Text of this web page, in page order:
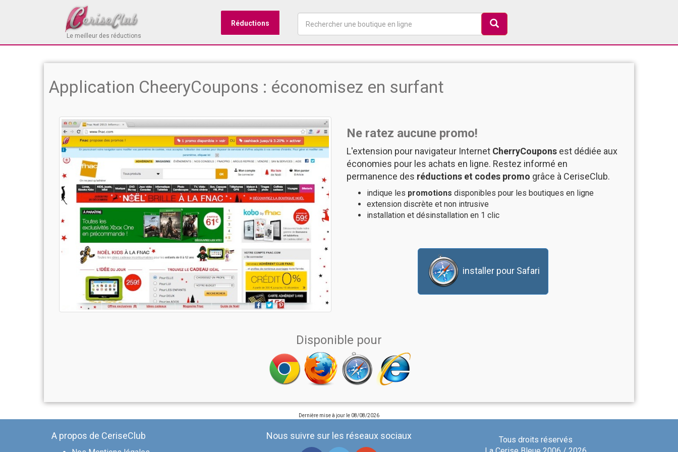
Le meilleur des réductions
Réductions
Application CheeryCoupons : économisez en surfant
Ne ratez aucune promo!
L'extension pour navigateur Internet CherryCoupons est dédiée aux
économies pour les achats en ligne. Restez informé en
permanence des réductions et codes promo grâce à CeriseClub.
indique les promotions disponibles pour les boutiques en ligne
extension discrète et non intrusive
installation et désinstallation en 1 clic
installer pour Safari
Disponible pour
Dernière mise à jour le 08/08/2026
A propos de CeriseClub Nous suivre sur les réseaux sociaux
Tous droits réservés